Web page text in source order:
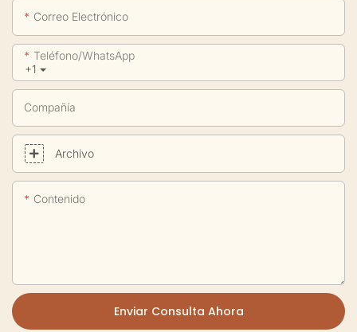
Correo Electrónico
+1
Teléfono/WhatsApp
Compañía
Archivo
Contenido
Enviar Consulta Ahora